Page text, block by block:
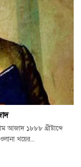
আজাদ ১৮৮৮ খ্রীষ্টাব্দে
খয়ের...